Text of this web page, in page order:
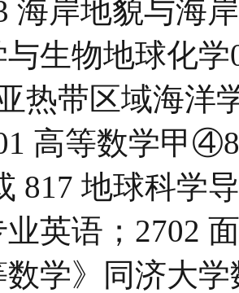
海岸地貌与海
生物地球化
热带区域海
高等数学甲
817 地球科学
英语；2702
学》同济大